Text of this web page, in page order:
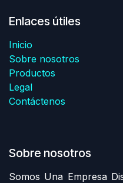
Enlaces útiles
Inicio
Sobre nosotros
Productos
Legal
Contáctenos
Sobre nosotros
Somos Una Empresa